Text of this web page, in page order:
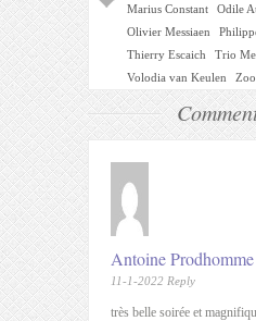
Marius Constant
Odile
Olivier Messiaen
Thierry Escaich
Trio
Volodia van Keulen
Antoine Prodhomme
11-1-2022 Reply
très belle soirée et